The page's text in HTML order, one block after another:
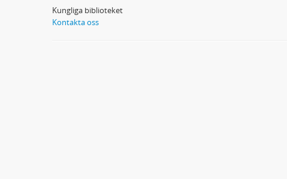
Kungliga biblioteket
Kontakta oss